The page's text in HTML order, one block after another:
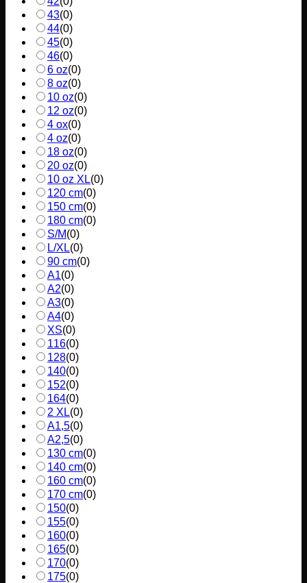
43(0)
44(0)
45(0)
46(0)
6 oz(0)
8 oz(0)
10 oz(0)
12 oz(0)
4 ox(0)
4 oz(0)
18 oz(0)
20 oz(0)
10 oz XL(0)
120 cm(0)
150 cm(0)
180 cm(0)
S/M(0)
L/XL(0)
90 cm(0)
A1(0)
A2(0)
A3(0)
A4(0)
XS(0)
116(0)
128(0)
140(0)
152(0)
164(0)
2 XL(0)
A1,5(0)
A2,5(0)
130 cm(0)
140 cm(0)
160 cm(0)
170 cm(0)
150(0)
155(0)
160(0)
165(0)
170(0)
175(0)